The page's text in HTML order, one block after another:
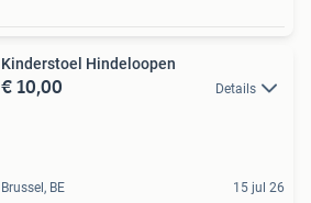
Kinderstoel Hindeloopen
€ 10,00 Details
Brussel, BE 15 jul 26